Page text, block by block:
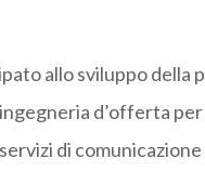
allo sviluppo della
d’offerta
di